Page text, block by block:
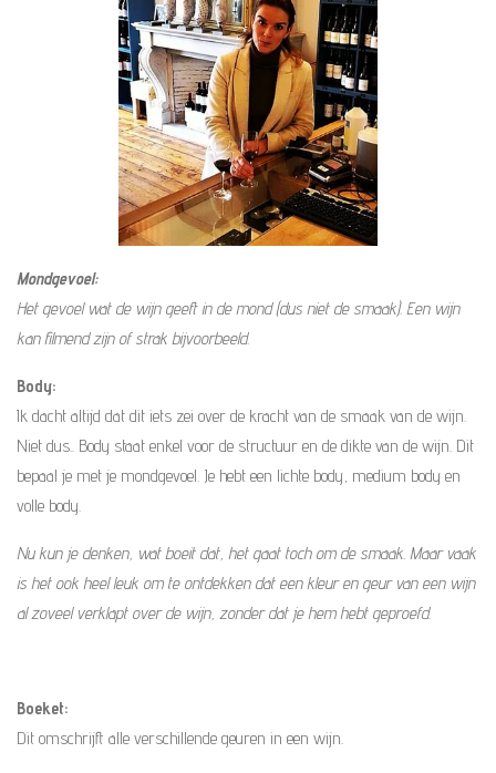
Mondgevoel:
Het gevoel wat de wijn geeft in de mond (dus niet de smaak). Een wijn
kan filmend zijn of strak bijvoorbeeld.
Body:
Ik dacht altijd dat dit iets zei over de kracht van de smaak van de wijn.
Niet dus.. Body staat enkel voor de structuur en de dikte van de wijn. Dit
bepaal je met je mondgevoel. Je hebt een lichte body, medium body en
volle body.
Nu kun je denken, wat boeit dat, het gaat toch om de smaak. Maar vaak
is het ook heel leuk om te ontdekken dat een kleur en geur van een wijn
al zoveel verklapt over de wijn, zonder dat je hem hebt geproefd.
Boeket:
Dit omschrijft alle verschillende geuren in een wijn.